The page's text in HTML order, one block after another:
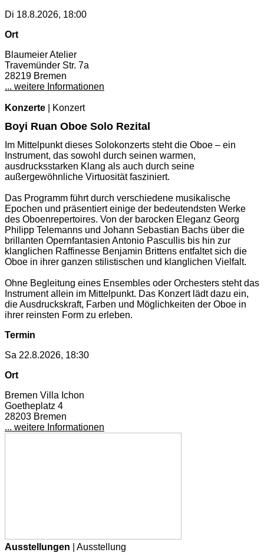
Di 18.8.2026, 18:00
Ort
Blaumeier Atelier
Travemünder Str. 7a
28219 Bremen
... weitere Informationen
Konzerte | Konzert
Boyi Ruan Oboe Solo Rezital
Im Mittelpunkt dieses Solokonzerts steht die Oboe – ein
Instrument, das sowohl durch seinen warmen,
ausdrucksstarken Klang als auch durch seine
außergewöhnliche Virtuosität fasziniert.
Das Programm führt durch verschiedene musikalische
Epochen und präsentiert einige der bedeutendsten Werke
des Oboenrepertoires. Von der barocken Eleganz Georg
Philipp Telemanns und Johann Sebastian Bachs über die
brillanten Opernfantasien Antonio Pascullis bis hin zur
klanglichen Raffinesse Benjamin Brittens entfaltet sich die
Oboe in ihrer ganzen stilistischen und klanglichen Vielfalt.
Ohne Begleitung eines Ensembles oder Orchesters steht das
Instrument allein im Mittelpunkt. Das Konzert lädt dazu ein,
die Ausdruckskraft, Farben und Möglichkeiten der Oboe in
ihrer reinsten Form zu erleben.
Termin
Sa 22.8.2026, 18:30
Ort
Bremen Villa Ichon
Goetheplatz 4
28203 Bremen
... weitere Informationen
Ausstellungen | Ausstellung